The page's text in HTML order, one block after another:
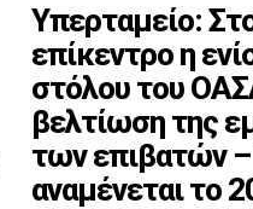
Υπερταμείο:
επίκεντρο η
στόλου του
βελτίωση της
των επιβατών –
αναμένεται το